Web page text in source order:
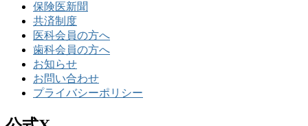
保険医新聞
共済制度
医科会員の方へ
歯科会員の方へ
お知らせ
お問い合わせ
プライバシーポリシー